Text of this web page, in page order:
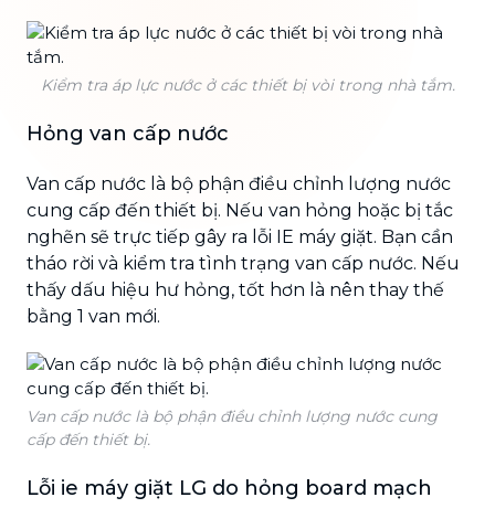
Kiểm tra áp lực nước ở các thiết bị vòi trong nhà tắm.
Hỏng van cấp nước
Van cấp nước là bộ phận điều chỉnh lượng nước
cung cấp đến thiết bị. Nếu van hỏng hoặc bị tắc
nghẽn sẽ trực tiếp gây ra lỗi IE máy giặt. Bạn cần
tháo rời và kiểm tra tình trạng van cấp nước. Nếu
thấy dấu hiệu hư hỏng, tốt hơn là nên thay thế
bằng 1 van mới.
Van cấp nước là bộ phận điều chỉnh lượng nước cung
cấp đến thiết bị.
Lỗi ie máy giặt LG do hỏng board mạch